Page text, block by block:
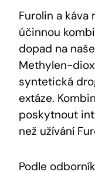
Furolin a
účinnou
dopad na
Methylen-
syntetická
extáze.
poskytnout
než užívání
Podle